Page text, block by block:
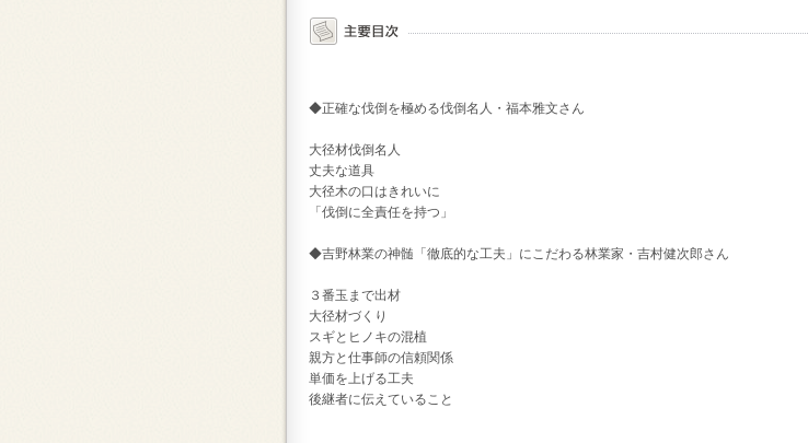
◆正確な伐倒を極める伐倒名人・福本雅文さん
大径材伐倒名人
丈夫な道具
大径木の口はきれいに
「伐倒に全責任を持つ」
◆吉野林業の神髄「徹底的な工夫」にこだわる林業家・吉村健次郎さん
３番玉まで出材
大径材づくり
スギとヒノキの混植
親方と仕事師の信頼関係
単価を上げる工夫
後継者に伝えていること